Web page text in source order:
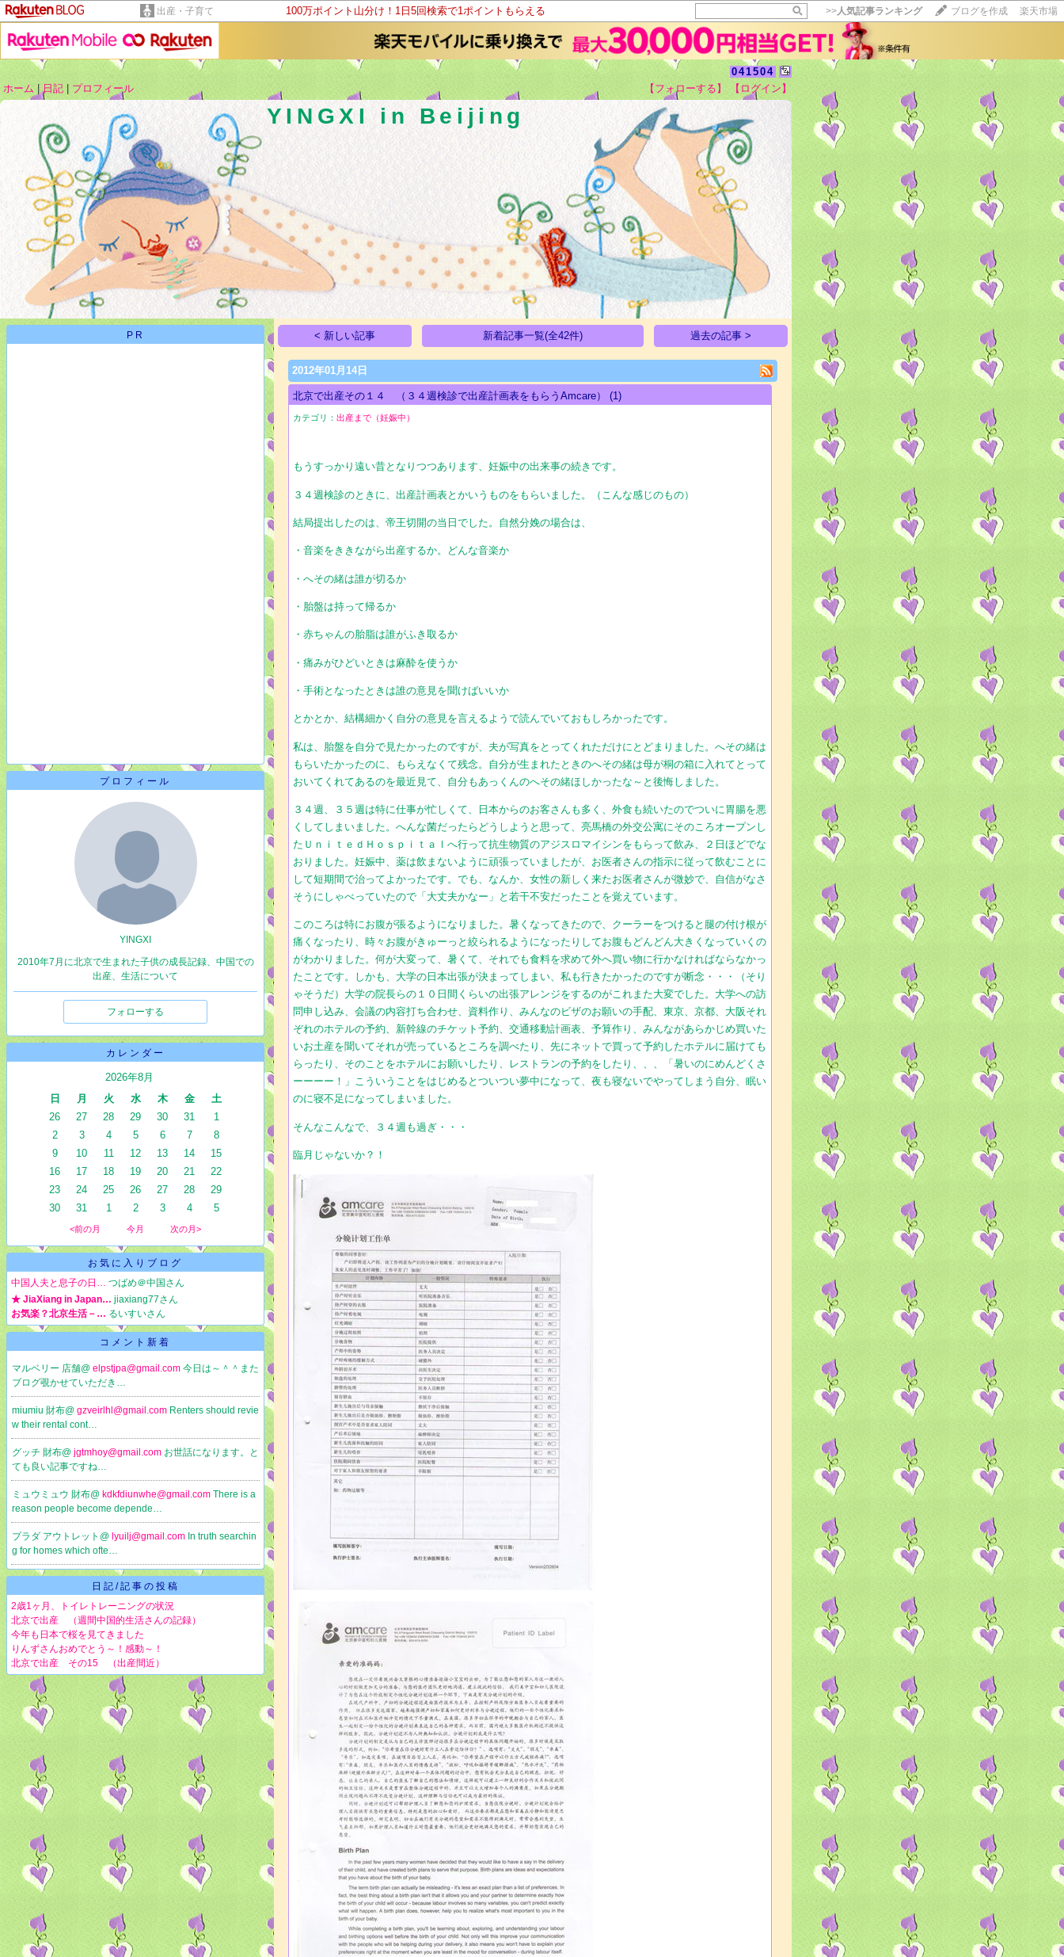
出産・子育て 100万ポイント山分け！1日5回検索で1ポイントもらえる >>人気記事ランキング ブログを作成 楽天市場
041504
ホーム |日記 プロフィール 【フォローする】 【ログイン】
YINGXI in Beijing
【毎日開催】
15記事にいいね！で1ポイント
--
PR
プロフィール
YINGXI
2010年7月に北京で生まれた子供の成長記録、中国での
出産、生活について
フォローする
カレンダー
2026年8月
日
月 火 水 木 金
土
26
27 28 29 30 31
1
2
3 4 5 6 7
8
9
10 11 12 13 14
15
16
17 18 19 20 21
22
23
24 25 26 27 28
29
30
31 1 2 3 4 5
<前の月 今月 次の月>
お気に入りブログ
中国人夫と息子の日… つばめ＠中国さん
★ JiaXiang in Japan… jiaxiang77さん
お気楽？北京生活－… るいすいさん
コメント新着
マルベリー 店舗@ elpstjpa@gmail.com 今日は～＾＾また
ブログ覗かせていただき…
miumiu 財布@ gzveirlhl@gmail.com Renters should revie
w their rental cont…
グッチ 財布@ jgtmhoy@gmail.com お世話になります。と
ても良い記事ですね…
ミュウミュウ 財布@ kdkfdiunwhe@gmail.com There is a
reason people become depende…
プラダ アウトレット@ lyuilj@gmail.com In truth searchin
g for homes which ofte…
日記/記事の投稿
2歳1ヶ月、トイレトレーニングの状況
北京で出産 （週間中国的生活さんの記録）
今年も日本で桜を見てきました
りんずさんおめでとう～！感動～！
北京で出産 その15 （出産間近）
< 新しい記事 新着記事一覧(全42件) 過去の記事 >
2012年01月14日
北京で出産その１４ （３４週検診で出産計画表をもらうAmcare） (1)
カテゴリ：出産まで（妊娠中）
もうすっかり遠い昔となりつつあります、妊娠中の出来事の続きです。
３４週検診のときに、出産計画表とかいうものをもらいました。（こんな感じのもの）
結局提出したのは、帝王切開の当日でした。自然分娩の場合は、
・音楽をききながら出産するか。どんな音楽か
・へその緒は誰が切るか
・胎盤は持って帰るか
・赤ちゃんの胎脂は誰がふき取るか
・痛みがひどいときは麻酔を使うか
・手術となったときは誰の意見を聞けばいいか
とかとか、結構細かく自分の意見を言えるようで読んでいておもしろかったです。
私は、胎盤を自分で見たかったのですが、夫が写真をとってくれただけにとどまりました。へその緒は
もらいたかったのに、もらえなくて残念。自分が生まれたときのへその緒は母が桐の箱に入れてとって
おいてくれてあるのを最近見て、自分もあっくんのへその緒ほしかったな～と後悔しました。
３４週、３５週は特に仕事が忙しくて、日本からのお客さんも多く、外食も続いたのでついに胃腸を悪
くしてしまいました。へんな菌だったらどうしようと思って、亮馬橋の外交公寓にそのころオープンし
たＵｎｉｔｅｄＨｏｓｐｉｔａｌへ行って抗生物質のアジスロマイシンをもらって飲み、２日ほどでな
おりました。妊娠中、薬は飲まないように頑張っていましたが、お医者さんの指示に従って飲むことに
して短期間で治ってよかったです。でも、なんか、女性の新しく来たお医者さんが微妙で、自信がなさ
そうにしゃべっていたので「大丈夫かなー」と若干不安だったことを覚えています。
このころは特にお腹が張るようになりました。暑くなってきたので、クーラーをつけると腿の付け根が
痛くなったり、時々お腹がきゅーっと絞られるようになったりしてお腹もどんどん大きくなっていくの
がわかりました。何が大変って、暑くて、それでも食料を求めて外へ買い物に行かなければならなかっ
たことです。しかも、大学の日本出張が決まってしまい、私も行きたかったのですが断念・・・（そり
ゃそうだ）大学の院長らの１０日間くらいの出張アレンジをするのがこれまた大変でした。大学への訪
問申し込み、会議の内容打ち合わせ、資料作り、みんなのビザのお願いの手配、東京、京都、大阪それ
ぞれのホテルの予約、新幹線のチケット予約、交通移動計画表、予算作り、みんながあらかじめ買いた
いお土産を聞いてそれが売っているところを調べたり、先にネットで買って予約したホテルに届けても
らったり、そのことをホテルにお願いしたり、レストランの予約をしたり、、、「暑いのにめんどくさ
ーーーー！」こういうことをはじめるとついつい夢中になって、夜も寝ないでやってしまう自分、眠い
のに寝不足になってしまいました。
そんなこんなで、３４週も過ぎ・・・
臨月じゃないか？！